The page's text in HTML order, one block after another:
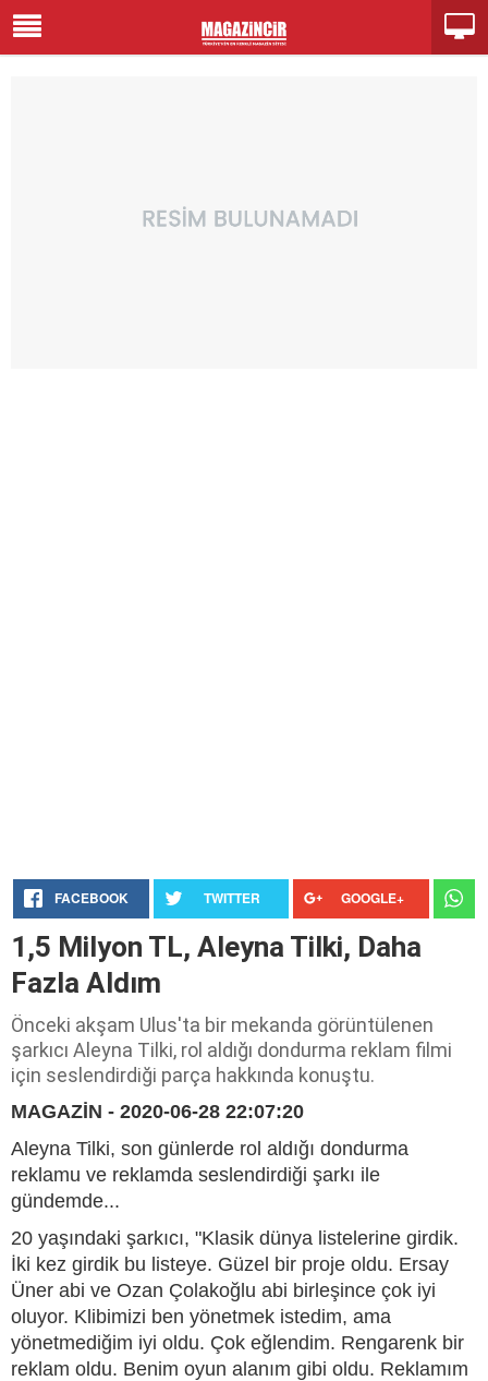
FACEBOOK TWITTER GOOGLE+
1,5 Milyon TL, Aleyna Tilki, Daha
Fazla Aldım
Önceki akşam Ulus'ta bir mekanda görüntülenen
şarkıcı Aleyna Tilki, rol aldığı dondurma reklam filmi
için seslendirdiği parça hakkında konuştu.
MAGAZİN - 2020-06-28 22:07:20
Aleyna Tilki, son günlerde rol aldığı dondurma
reklamu ve reklamda seslendirdiği şarkı ile
gündemde...
20 yaşındaki şarkıcı, "Klasik dünya listelerine girdik.
İki kez girdik bu listeye. Güzel bir proje oldu. Ersay
Üner abi ve Ozan Çolakoğlu abi birleşince çok iyi
oluyor. Klibimizi ben yönetmek istedim, ama
yönetmediğim iyi oldu. Çok eğlendim. Rengarenk bir
reklam oldu. Benim oyun alanım gibi oldu. Reklamım